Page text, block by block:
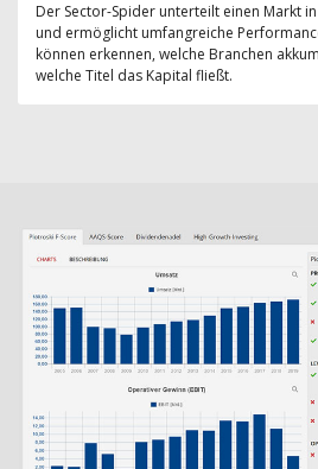
Der Sector-Spider unterteilt einen Markt
und ermöglicht umfangreiche
können erkennen, welche Branchen
welche Titel das Kapital fließt.